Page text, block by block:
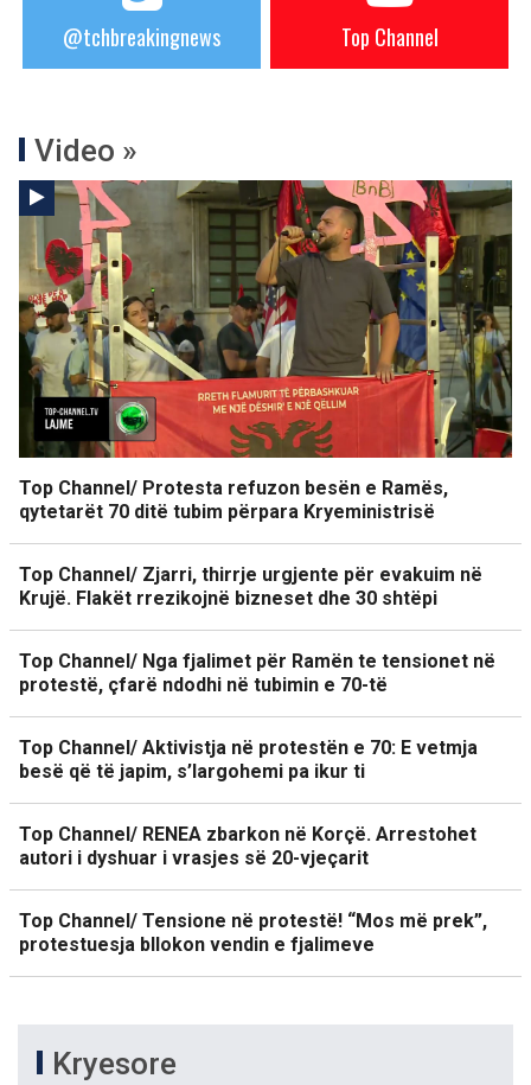
@tchbreakingnews Top Channel
Video »
Top Channel/ Protesta refuzon besën e Ramës,
qytetarët 70 ditë tubim përpara Kryeministrisë
Top Channel/ Zjarri, thirrje urgjente për evakuim në
Krujë. Flakët rrezikojnë bizneset dhe 30 shtëpi
Top Channel/ Nga fjalimet për Ramën te tensionet në
protestë, çfarë ndodhi në tubimin e 70-të
Top Channel/ Aktivistja në protestën e 70: E vetmja
besë që të japim, s’largohemi pa ikur ti
Top Channel/ RENEA zbarkon në Korçë. Arrestohet
autori i dyshuar i vrasjes së 20-vjeçarit
Top Channel/ Tensione në protestë! “Mos më prek”,
protestuesja bllokon vendin e fjalimeve
Kryesore